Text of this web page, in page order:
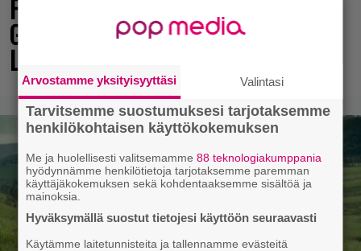
Final Fantasy VII Revelation näytillä
Gamescom-messujen Opening Night
Live -tapahtumassa
Arvostamme yksityisyyttäsi Valintasi
Tarvitsemme suostumuksesi tarjotaksemme
henkilökohtaisen käyttökokemuksen
Me ja huolellisesti valitsemamme88 teknologiakumppania
hyödynnämme henkilötietoja tarjotaksemme paremman
käyttäjäkokemuksen sekä kohdentaaksemme sisältöä ja
mainoksia.
Hyväksymällä suostut tietojesi käyttöön seuraavasti
Käytämme laitetunnisteita ja tallennamme evästeitä